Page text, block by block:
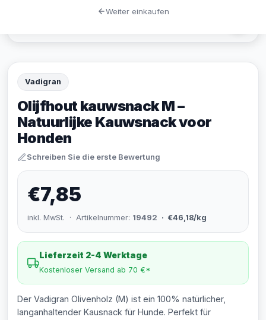
Vadigran
Olijfhout kauwsnack M –
Natuurlijke Kauwsnack voor
Honden
Schreiben Sie die erste Bewertung
€7,85
inkl. MwSt. · Artikelnummer: 19492 · €46,18/kg
Lieferzeit 2-4 Werktage
Kostenloser Versand ab 70 €*
Der Vadigran Olivenholz (M) ist ein 100% natürlicher,
langanhaltender Kausnack für Hunde. Perfekt für
Weiter einkaufen